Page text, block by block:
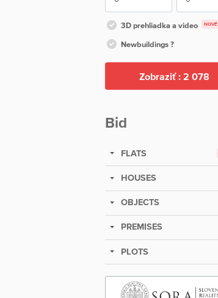
3D prehliadka a video NOVÉ
Newbuildings ?
Zobraziť :2 078
Bid
FLATS
HOUSES
OBJECTS
PREMISES
PLOTS